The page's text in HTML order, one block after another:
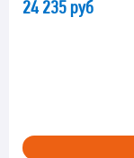
24 235 руб